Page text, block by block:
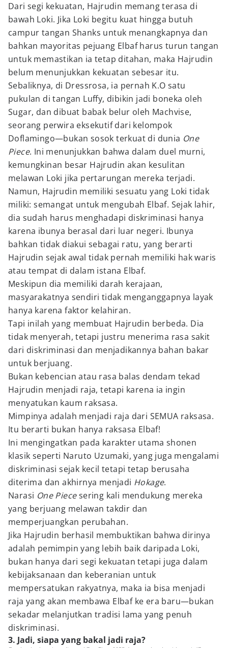
Dari segi kekuatan, Hajrudin memang terasa di
bawah Loki. Jika Loki begitu kuat hingga butuh
campur tangan Shanks untuk menangkapnya dan
bahkan mayoritas pejuang Elbaf harus turun tangan
untuk memastikan ia tetap ditahan, maka Hajrudin
belum menunjukkan kekuatan sebesar itu.
Sebaliknya, di Dressrosa, ia pernah K.O satu
pukulan di tangan Luffy, dibikin jadi boneka oleh
Sugar, dan dibuat babak belur oleh Machvise,
seorang perwira eksekutif dari kelompok
Doflamingo—bukan sosok terkuat di dunia One
Piece. Ini menunjukkan bahwa dalam duel murni,
kemungkinan besar Hajrudin akan kesulitan
melawan Loki jika pertarungan mereka terjadi.
Namun, Hajrudin memiliki sesuatu yang Loki tidak
miliki: semangat untuk mengubah Elbaf. Sejak lahir,
dia sudah harus menghadapi diskriminasi hanya
karena ibunya berasal dari luar negeri. Ibunya
bahkan tidak diakui sebagai ratu, yang berarti
Hajrudin sejak awal tidak pernah memiliki hak waris
atau tempat di dalam istana Elbaf.
Meskipun dia memiliki darah kerajaan,
masyarakatnya sendiri tidak menganggapnya layak
hanya karena faktor kelahiran.
Tapi inilah yang membuat Hajrudin berbeda. Dia
tidak menyerah, tetapi justru menerima rasa sakit
dari diskriminasi dan menjadikannya bahan bakar
untuk berjuang.
Bukan kebencian atau rasa balas dendam tekad
Hajrudin menjadi raja, tetapi karena ia ingin
menyatukan kaum raksasa.
Mimpinya adalah menjadi raja dari SEMUA raksasa.
Itu berarti bukan hanya raksasa Elbaf!
Ini mengingatkan pada karakter utama shonen
klasik seperti Naruto Uzumaki, yang juga mengalami
diskriminasi sejak kecil tetapi tetap berusaha
diterima dan akhirnya menjadi Hokage.
Narasi One Piecesering kali mendukung mereka
yang berjuang melawan takdir dan
memperjuangkan perubahan.
Jika Hajrudin berhasil membuktikan bahwa dirinya
adalah pemimpin yang lebih baik daripada Loki,
bukan hanya dari segi kekuatan tetapi juga dalam
kebijaksanaan dan keberanian untuk
mempersatukan rakyatnya, maka ia bisa menjadi
raja yang akan membawa Elbaf ke era baru—bukan
sekadar melanjutkan tradisi lama yang penuh
diskriminasi.
3. Jadi, siapa yang bakal jadi raja?